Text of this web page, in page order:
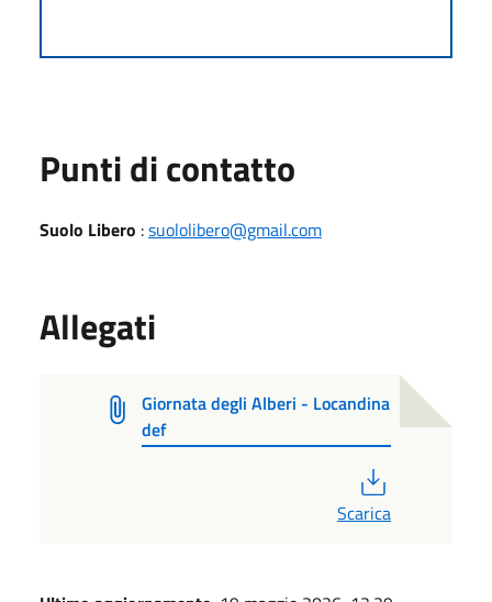
Punti di contatto
Suolo Libero :suololibero@gmail.com
Allegati
Giornata degli Alberi - Locandina
def
Scarica